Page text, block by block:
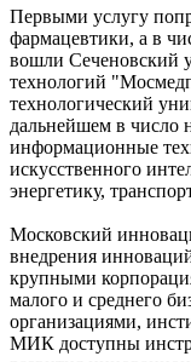
Первыми услугу
фармацевтики, а в
вошли Сеченовский
технологий
технологический
дальнейшем в число
информационные
искусственного
энергетику,
Московский
внедрения
крупными
малого и среднего
организациями,
МИК доступны